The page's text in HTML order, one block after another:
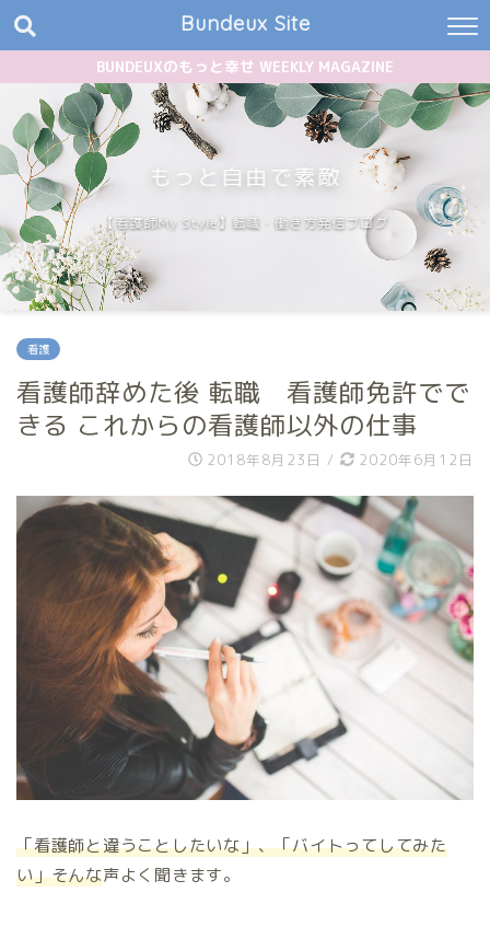
Bundeux Site
BUNDEUXのもっと幸せ WEEKLY MAGAZINE
もっと自由で素敵
【看護師My Style】転職・働き方発信ブログ
看護
看護師辞めた後 転職 看護師免許でで
きる これからの看護師以外の仕事
2018年8月23日 / 2020年6月12日
「看護師と違うことしたいな」、「バイトってしてみた
い」そんな声よく聞きます。